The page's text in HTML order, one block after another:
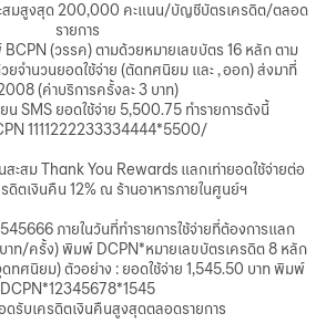
สมสูงสุด 200,000 คะแนน/บัญชีบัตรเครดิต/ตลอด
รายการ
(วรรค) ตามด้วยหมายเลขบัตร 16 หลัก ตาม
ยจำนวนยอดใช้จ่าย (ตัดทศนิยม และ , ออก) ส่งมาที่
(ค่าบริการครั้งละ 3 บาท)
น SMS ยอดใช้จ่าย 5,500.75 ทำรายการดังนี้
1111222233334444*5500/
สะสม Thank You Rewards แลกเท่ายอดใช้จ่ายต่อ
ดิตเงินคืน 12% ณ ร้านอาหารภายในศูนย์ฯ
ภายในวันที่ทำรายการใช้จ่ายที่ต้องการแลก
าท/ครั้ง) พิมพ์ DCPN*หมายเลขบัตรเครดิต 8 หลัก
ดทศนิยม) ตัวอย่าง : ยอดใช้จ่าย 1,545.50 บาท พิมพ์
DCPN*12345678*1545
ดรับเครดิตเงินคืนสูงสุดตลอดรายการ